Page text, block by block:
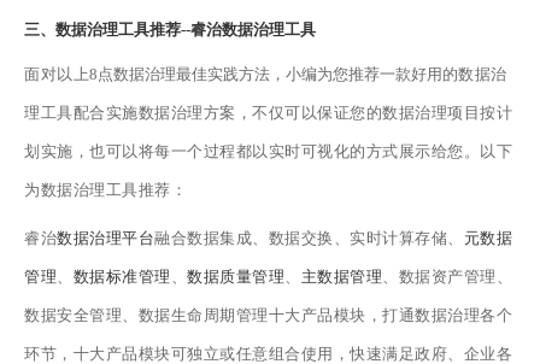
三、数据治理工具推荐--睿治数据治理工具
面对以上8点数据治理最佳实践方法 ，小编为您推荐一款好用的数据治
理工具配合实施数据治理方案，不仅可以保证您的数据治理项目按计
划实施，也可以将每一个过程都以实时可视化的方式展示给您。以下
为数据治理工具推荐：
睿治数据治理平台融合数据集成、数据交换、实时计算存储、 元数据
管理、 数据标准管理 、数据质量管理、 主数据管理、数据资产管理、
数据安全管理、数据生命周期管理十大产品模块，打通数据治理各个
环节，十大产品模块可独立或任意组合使用，快速满足政府、企业各